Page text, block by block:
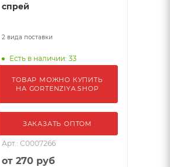
спрей
2 вида поставки
Есть в наличии: 33
ТОВАР МОЖНО КУПИТЬ
НА GORTENZIYA.SHOP
ЗАКАЗАТЬ ОПТОМ
Арт.: С0007266
от 270 руб